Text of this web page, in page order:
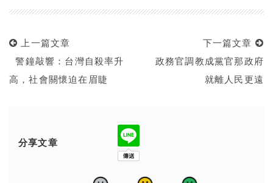
上一篇文章
警鐘敲響：台灣自殺率升
高，社會關懷迫在眉睫
下一篇文章
政務官調教成黨官那政府
就離人民更遠
分享文章